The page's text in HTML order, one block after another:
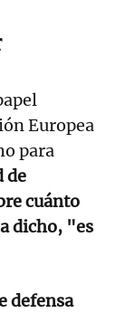
Europea
para
de
cuánto
dicho, "es
defensa